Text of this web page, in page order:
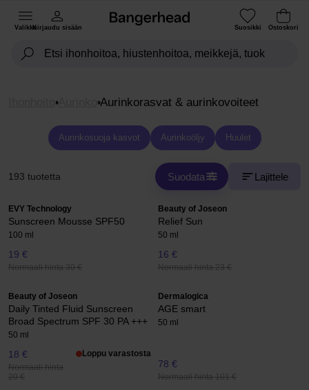
ValikkoKirjaudu sisään Suosikki Ostoskori
Aurinko Aurinkorasvat & aurinkovoiteet
Aurinkosuoja kasvot Aurinkoöljy Huulet
193 tuotetta Suodata Lajittele
EVY Technology
Sunscreen Mousse SPF50
100 ml
19 €
Normaali hinta 30 €
Beauty of Joseon
Relief Sun
50 ml
16 €
Normaali hinta 23 €
Beauty of Joseon
Daily Tinted Fluid Sunscreen
Broad Spectrum SPF 30 PA +++
50 ml
18 €
Normaali hinta
20 €
Loppu varastosta
Dermalogica
AGE smart
50 ml
78 €
Normaali hinta 101 €